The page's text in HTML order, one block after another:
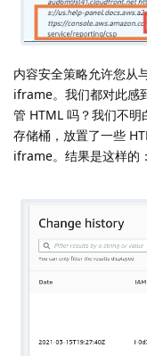
内容安全策略允许您从
iframe。我们都对此感
管 HTML 吗？我们不明
存储桶，放置了一些
iframe。结果是这样的：